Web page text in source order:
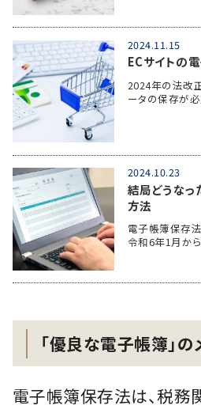
2024.11.15
ECサイトの
2024年の法改
ータの保存が
2024.10.23
結局どうな
方法
電子帳簿保存
令和6年1月か
「優良な電子帳簿」の
電子帳簿保存法は、税務